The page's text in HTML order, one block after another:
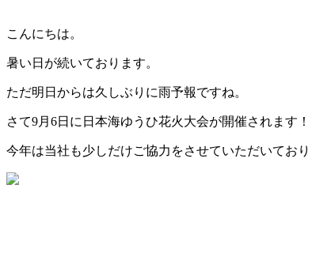
こんにちは。
暑い日が続いております。
ただ明日からは久しぶりに雨予報ですね。
さて9月6日に日本海ゆうひ花火大会が開催されます！
今年は当社も少しだけご協力をさせていただいており